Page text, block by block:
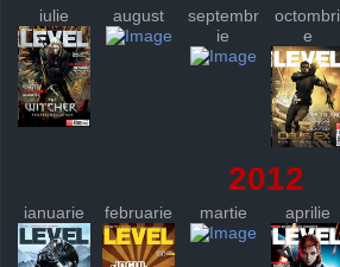
iulie august
septembr
ie
octombri
e
2012
ianuarie februarie martie aprilie